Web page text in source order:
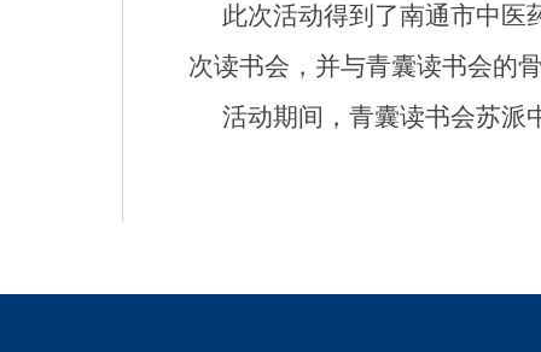
此次活动得到了南通市中医
次读书会，并与青囊读书会的
活动期间，青囊读书会苏派